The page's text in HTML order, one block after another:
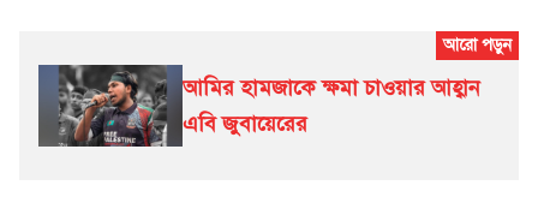
আমির হামজাকে ক্ষমা চাওয়ার আহ্বান
এবি জুবায়েরের